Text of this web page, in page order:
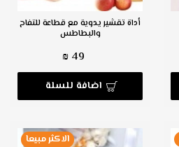
أداة تقشير يدوية مع قطاعة للتفاح
والبطاطس
49 ₪
اضافة للسلة
الاكثر مبيعا